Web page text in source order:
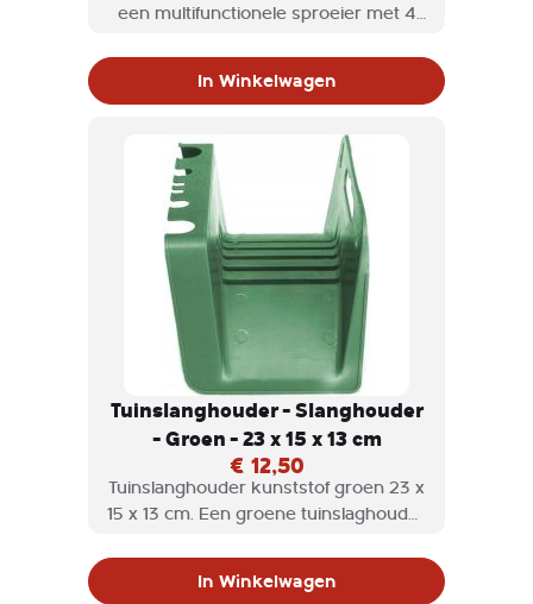
een multifunctionele sproeier met 4
In Winkelwagen
Tuinslanghouder - Slanghouder
- Groen - 23 x 15 x 13 cm
€ 12,50
Tuinslanghouder kunststof groen 23 x
15 x 13 cm. Een groene tuinslaghouder
tuinslang. Geschikt voor een
In Winkelwagen